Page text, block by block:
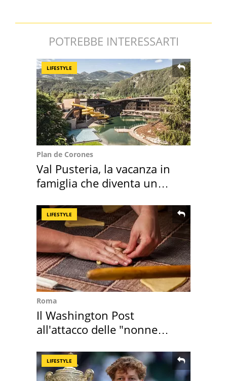
POTREBBE INTERESSARTI
LIFESTYLE
Plan de Corones
Val Pusteria, la vacanza in
famiglia che diventa un
LIFESTYLE
Roma
Il Washington Post
all'attacco delle "nonne
LIFESTYLE